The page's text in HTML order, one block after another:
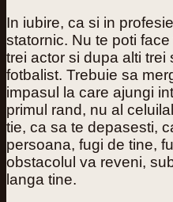
In iubire, ca si in
statornic. Nu te poti
trei actor si dupa alti
fotbalist. Trebuie sa
impasul la care ajungi
primul rand, nu al
tie, ca sa te depasesti,
persoana, fugi de tine,
obstacolul va reveni,
langa tine.